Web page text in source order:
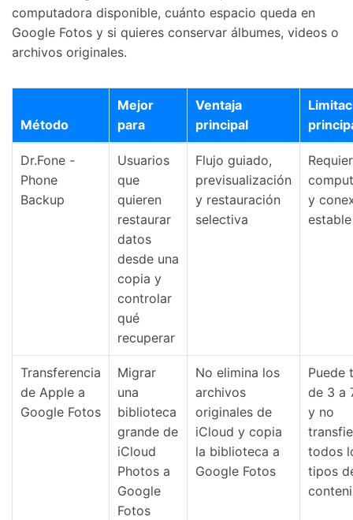
computadora disponible, cuánto espacio queda en
Google Fotos y si quieres conservar álbumes, videos o
archivos originales.
Método
Mejor
para
Ventaja
principal
Dr.Fone -
Phone
Backup
Usuarios
que
quieren
restaurar
datos
desde una
copia y
controlar
qué
recuperar
Flujo guiado,
previsualización
y restauración
selectiva
y
estable
Transferencia
de Apple a
Google Fotos
Migrar
una
biblioteca
grande de
iCloud
Photos a
Google
Fotos
No elimina los
archivos
originales de
iCloud y copia
la biblioteca a
Google Fotos
Puede
de 3 a
y no
todos
tipos